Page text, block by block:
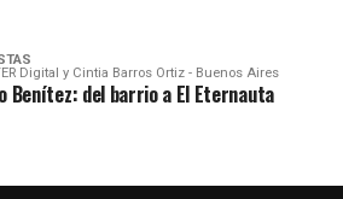
Digital y Cintia Barros Ortiz - Buenos Aires
Benítez: del barrio a El Eternauta